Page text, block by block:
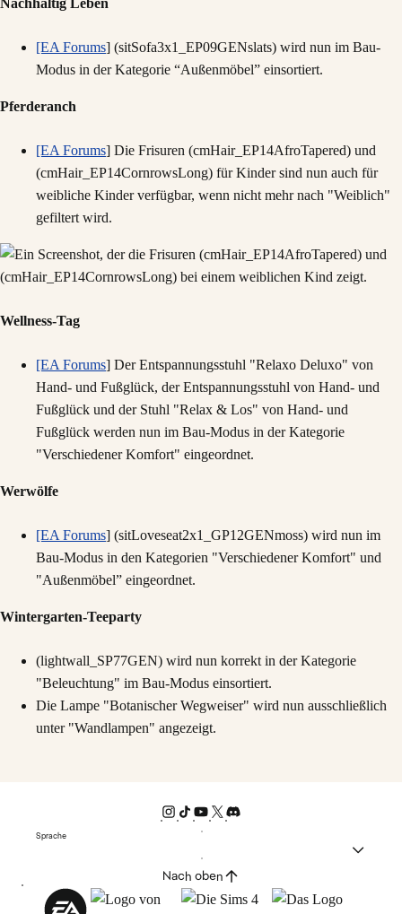
Nachhaltig Leben
[EA Forums] (sitSofa3x1_EP09GENslats) wird nun im Bau-
Modus in der Kategorie “Außenmöbel” einsortiert.
Pferderanch
[EA Forums] Die Frisuren (cmHair_EP14AfroTapered) und
(cmHair_EP14CornrowsLong) für Kinder sind nun auch für
weibliche Kinder verfügbar, wenn nicht mehr nach "Weiblich"
gefiltert wird.
Wellness-Tag
[EA Forums] Der Entspannungsstuhl "Relaxo Deluxo" von
Hand- und Fußglück, der Entspannungsstuhl von Hand- und
Fußglück und der Stuhl "Relax & Los" von Hand- und
Fußglück werden nun im Bau-Modus in der Kategorie
"Verschiedener Komfort" eingeordnet.
Werwölfe
[EA Forums] (sitLoveseat2x1_GP12GENmoss) wird nun im
Bau-Modus in den Kategorien "Verschiedener Komfort" und
"Außenmöbel” eingeordnet.
Wintergarten-Teeparty
(lightwall_SP77GEN) wird nun korrekt in der Kategorie
"Beleuchtung" im Bau-Modus einsortiert.
Die Lampe "Botanischer Wegweiser" wird nun ausschließlich
unter "Wandlampen" angezeigt.
Sprache
Nach oben